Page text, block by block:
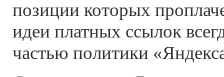
позиции которых
идеи платных ссылок
частью политики